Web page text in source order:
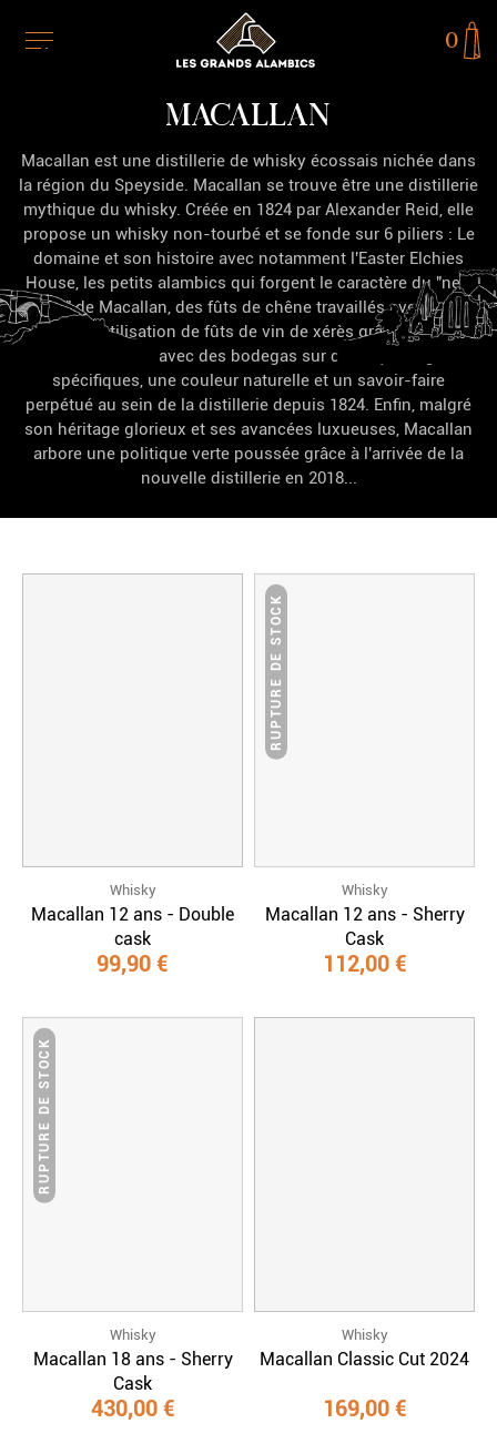
0
MACALLAN
Macallan est une distillerie de whisky écossais nichée dans
la région du Speyside. Macallan se trouve être une distillerie
mythique du whisky. Créée en 1824 par Alexander Reid, elle
propose un whisky non-tourbé et se fonde sur 6 piliers : Le
domaine et son histoire avec notamment l'Easter Elchies
House, les petits alambics qui forgent le caractère du "new
make" de Macallan, des fûts de chêne travaillés avec grand
soin, l'utilisation de fûts de vin de xérès grâce à des
collaborations avec des bodegas sur des façonnages
spécifiques, une couleur naturelle et un savoir-faire
perpétué au sein de la distillerie depuis 1824. Enfin, malgré
son héritage glorieux et ses avancées luxueuses, Macallan
arbore une politique verte poussée grâce à l'arrivée de la
nouvelle distillerie en 2018...
Whisky
Macallan 12 ans - Double
cask
99,90 €
RUPTURE DE STOCK
Whisky
Macallan 12 ans - Sherry
Cask
112,00 €
RUPTURE DE STOCK
Whisky
Macallan 18 ans - Sherry
Cask
430,00 €
Whisky
Macallan Classic Cut 2024
169,00 €